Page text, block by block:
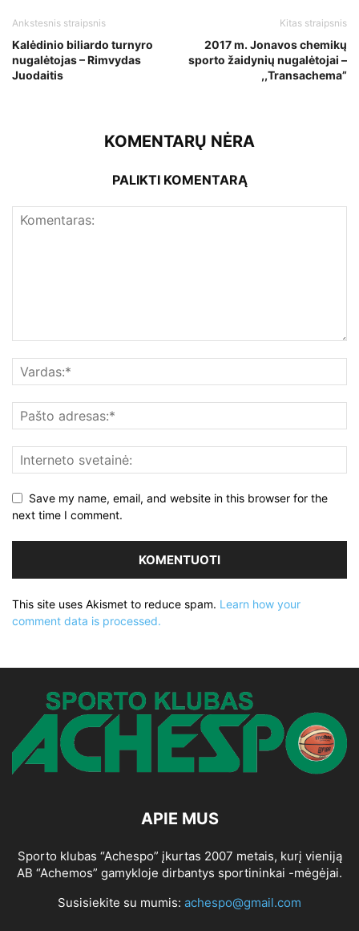
Ankstesnis straipsnis
Kalėdinio biliardo turnyro
nugalėtojas – Rimvydas
Juodaitis
Kitas straipsnis
2017 m. Jonavos chemikų
sporto žaidynių nugalėtojai –
,,Transachema”
KOMENTARŲ NĖRA
PALIKTI KOMENTARĄ
Save my name, email, and website in this browser for the
next time I comment.
This site uses Akismet to reduce spam. Learn how your
comment data is processed.
APIE MUS
Sporto klubas “Achespo” įkurtas 2007 metais, kurį vieniją
AB “Achemos” gamykloje dirbantys sportininkai -mėgėjai.
Susisiekite su mumis: achespo@gmail.com